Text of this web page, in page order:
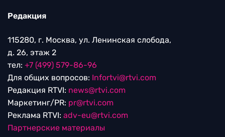
Редакция
115280, г. Москва, ул. Ленинская слобода,
д. 26, этаж 2
тел: +7 (499) 579-86-96
Для общих вопросов: Infortvi@rtvi.com
Редакция RTVI: news@rtvi.com
Маркетинг/PR: pr@rtvi.com
Реклама RTVI: adv-eu@rtvi.com
Партнерские материалы